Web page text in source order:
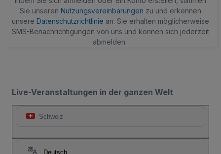
Sie unseren Nutzungsvereinbarungen zu und erkennen
unsere Datenschutzrichtlinie an. Sie erhalten möglicherweise
SMS-Benachrichtigungen von uns und können sich jederzeit
abmelden.
Live-Veranstaltungen in der ganzen Welt
Schweiz
Deutsch